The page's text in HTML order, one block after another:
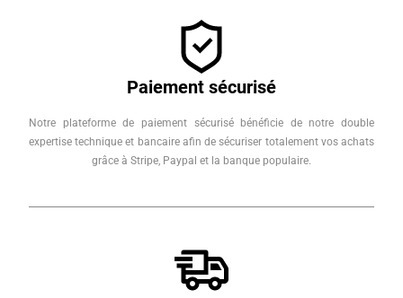
Paiement sécurisé
Notre plateforme de paiement sécurisé bénéficie de notre double
expertise technique et bancaire afin de sécuriser totalement vos achats
grâce à Stripe, Paypal et la banque populaire.